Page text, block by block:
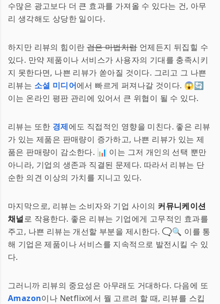
수많은 광고보다 더 큰 효과를 가져올 수 있다는 건, 아무
리 생각해도 상당한 일이다.
하지만 리뷰의 힘이란검은 마법처럼언제든지 뒤집힐 수
있다. 만약 제품이나 서비스가 사용자의 기대를 충족시키
지 못한다면, 나쁜 리뷰가 쏟아질 것이다. 그리고 그 나쁜
리뷰는 소셜 미디어에서 빠르게 퍼져나갈 것이다. 😱🔄
이는 온라인 평판 관리에 있어서 큰 위협이 될 수 있다.
리뷰는 또한 경제에도 직접적인 영향을 미친다. 좋은 리뷰
가 있는 제품은 판매량이 증가하고, 나쁜 리뷰가 있는 제
품은 판매량이 감소한다. 📊 이는 그저 개인의 선택 뿐만
아니라, 기업의 생존과 직결된 문제다. 따라서 리뷰는 단
순한 의견 이상의 가치를 지니고 있다.
마지막으로, 리뷰는 소비자와 기업 사이의 커뮤니케이션
채널로 작용한다. 좋은 리뷰는 기업에게 고무적인 효과를
주고, 나쁜 리뷰는 개선할 부분을 제시한다. 🗨️🔍 이를 통
해 기업은 제품이나 서비스를 지속적으로 발전시킬 수 있
다.
그러니까 리뷰의 중요성은 아무래도 거대하다. 다음에 또
Amazon이나 Netflix에서 뭘 고르려 할 때, 리뷰를 스킵